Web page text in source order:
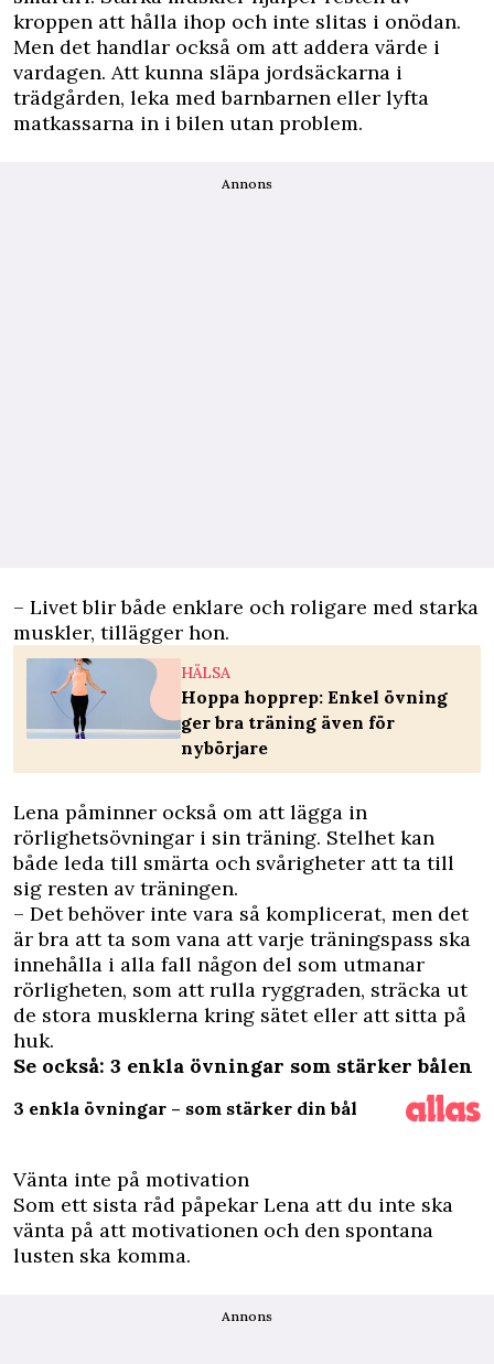
kroppen att hålla ihop och inte slitas i onödan.
Men det handlar också om att addera värde i
vardagen. Att kunna släpa jordsäckarna i
trädgården, leka med barnbarnen eller lyfta
matkassarna in i bilen utan problem.
Annons
– Livet blir både enklare och roligare med starka
muskler, tillägger hon.
HÄLSA
Hoppa hopprep: Enkel övning
ger bra träning även för
nybörjare
Lena påminner också om att lägga in
rörlighetsövningar i sin träning. Stelhet kan
både leda till smärta och svårigheter att ta till
sig resten av träningen.
– Det behöver inte vara så komplicerat, men det
är bra att ta som vana att varje träningspass ska
innehålla i alla fall någon del som utmanar
rörligheten, som att rulla ryggraden, sträcka ut
de stora musklerna kring sätet eller att sitta på
huk.
Se också: 3 enkla övningar som stärker bålen
3 enkla övningar – som stärker din bål
Vänta inte på motivation
Som ett sista råd påpekar Lena att du inte ska
vänta på att motivationen och den spontana
lusten ska komma.
Annons